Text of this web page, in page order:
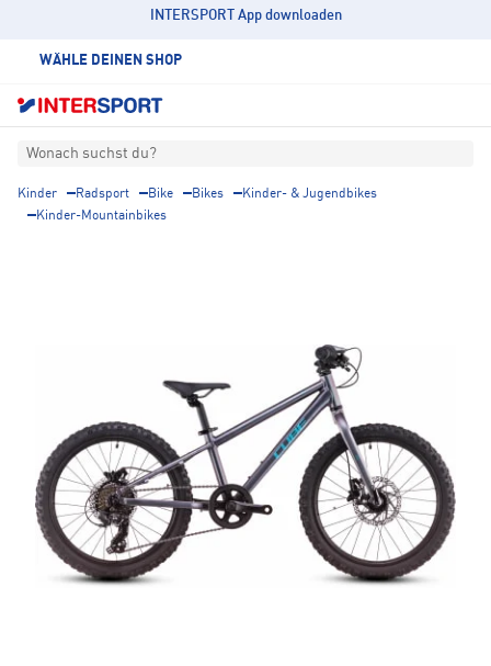
INTERSPORT App downloaden
WÄHLE DEINEN SHOP
Wonach suchst du?
Kinder Radsport Bike Bikes
Kinder- & Jugendbikes
Kinder-Mountainbikes